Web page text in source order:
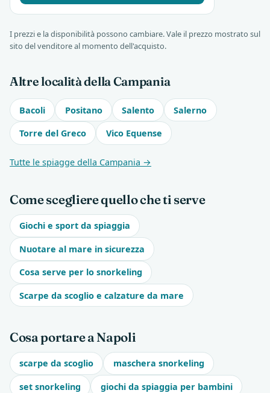
I prezzi e la disponibilità possono cambiare. Vale il prezzo mostrato sul
sito del venditore al momento dell'acquisto.
Altre località della Campania
Bacoli Positano Salento Salerno
Torre del Greco Vico Equense
Tutte le spiagge della Campania →
Come scegliere quello che ti serve
Giochi e sport da spiaggia
Nuotare al mare in sicurezza
Cosa serve per lo snorkeling
Scarpe da scoglio e calzature da mare
Cosa portare a Napoli
scarpe da scoglio maschera snorkeling
set snorkeling giochi da spiaggia per bambini